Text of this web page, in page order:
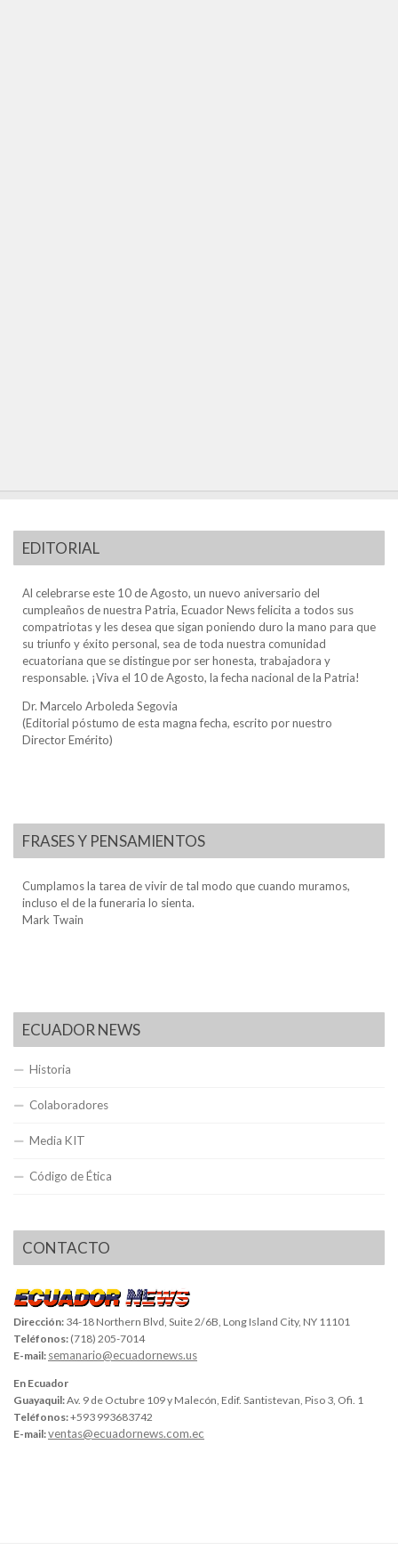
EDITORIAL
Al celebrarse este 10 de Agosto, un nuevo aniversario del
cumpleaños de nuestra Patria, Ecuador News felicita a todos sus
compatriotas y les desea que sigan poniendo duro la mano para que
su triunfo y éxito personal, sea de toda nuestra comunidad
ecuatoriana que se distingue por ser honesta, trabajadora y
responsable. ¡Viva el 10 de Agosto, la fecha nacional de la Patria!
Dr. Marcelo Arboleda Segovia
(Editorial póstumo de esta magna fecha, escrito por nuestro
Director Emérito)
FRASES Y PENSAMIENTOS
Cumplamos la tarea de vivir de tal modo que cuando muramos,
incluso el de la funeraria lo sienta.
Mark Twain
ECUADOR NEWS
Historia
Colaboradores
Media KIT
Código de Ética
CONTACTO
Dirección: 34-18 Northern Blvd, Suite 2/6B, Long Island City, NY 11101
Teléfonos: (718) 205-7014
E-mail: semanario@ecuadornews.us
En Ecuador
Guayaquil:Av. 9 de Octubre 109 y Malecón, Edif. Santistevan, Piso 3, Ofi. 1
Teléfonos:+593 993683742
E-mail:ventas@ecuadornews.com.ec